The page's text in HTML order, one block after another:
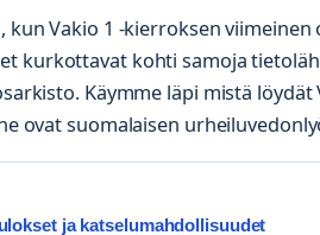
Vakio 1 -kierroksen viimeinen
kurkottavat kohti samoja
Käymme läpi mistä löydät
ovat suomalaisen
ja katselumahdollisuudet